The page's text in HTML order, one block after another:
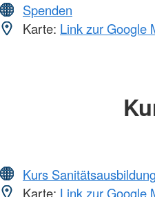
Spenden
Karte: Link zur Google
Kurs Sanitätsausbildung
Karte: Link zur Google